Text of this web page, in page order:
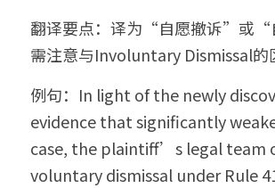
翻译要点：译为“自愿撤诉”或“
需注意与Involuntary Dismissal的
例句：In light of the newly
evidence that significantly
case, the plaintiff’s legal team
voluntary dismissal under Rule